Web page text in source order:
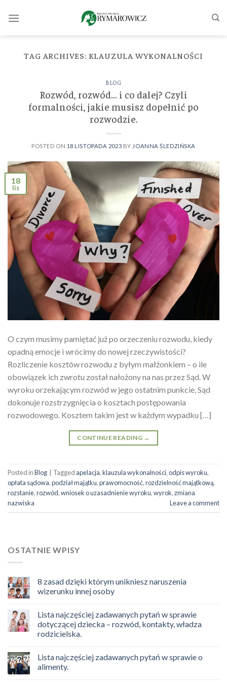
TAG ARCHIVES: KLAUZULA WYKONALNOŚCI
BLOG
Rozwód, rozwód… i co dalej? Czyli
formalności, jakie musisz dopełnić po
rozwodzie.
POSTED ON 18 LISTOPADA 2023 BY JOANNA ŚLEDZIŃSKA
18
lis
O czym musimy pamiętać już po orzeczeniu rozwodu, kiedy
opadną emocje i wrócimy do nowej rzeczywistości?
Rozliczenie kosztów rozwodu z byłym małżonkiem – o ile
obowiązek ich zwrotu został nałożony na nas przez Sąd. W
wyroku orzekającym rozwód w jego ostatnim punkcie, Sąd
dokonuje rozstrzygnięcia o kosztach postępowania
rozwodowego. Kosztem takim jest w każdym wypadku […]
CONTINUE READING →
Posted inBlog Tagged apelacja,klauzula wykonalności,odpis wyroku,
opłata sądowa,podział majątku,prawomocność,rozdzielność majątkową,
rozstanie,rozwód,wniosek o uzasadnienie wyroku,wyrok,zmiana
nazwiska
Leave a comment
OSTATNIE WPISY
8 zasad dzięki którym unikniesz naruszenia
wizerunku innej osoby
Lista najczęściej zadawanych pytań w sprawie
dotyczącej dziecka – rozwód, kontakty, władza
rodzicielska.
Lista najczęściej zadawanych pytań w sprawie o
alimenty.